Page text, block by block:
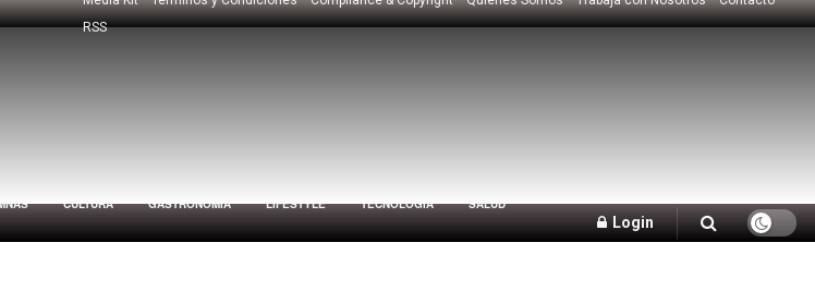
RSS
CULTURA GASTRONOMÍA LIFESTYLE TECNOLOGÍA SALUD
Login